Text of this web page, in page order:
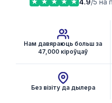
Нам давяраюць больш за
47,000 кіроўцаў
Без візіту да дылера